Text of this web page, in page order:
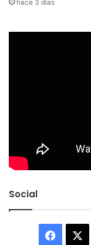
hace 3 días
Social